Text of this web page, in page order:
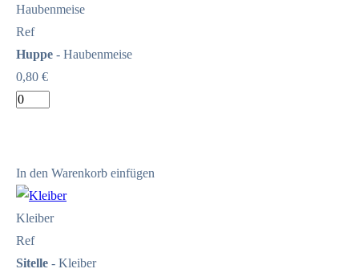
Haubenmeise
Ref
Huppe - Haubenmeise
0,80 €
In den Warenkorb einfügen
Kleiber
Ref
Sitelle - Kleiber